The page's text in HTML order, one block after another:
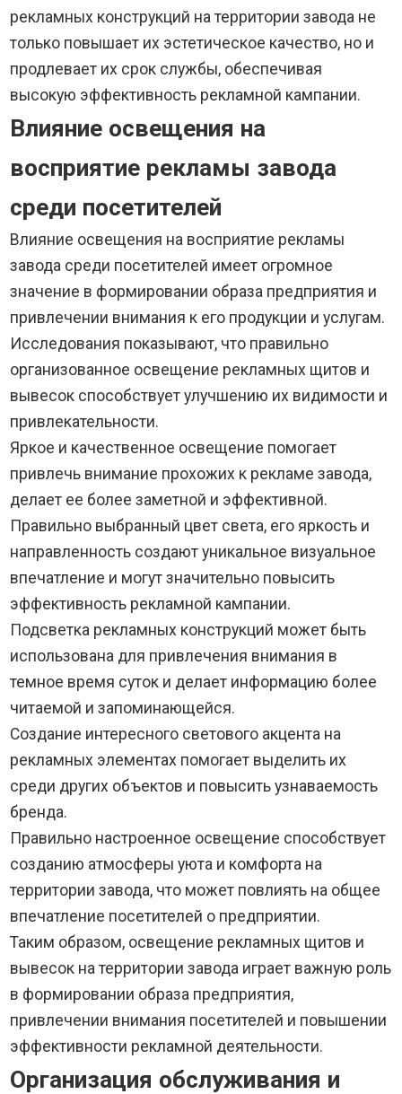
рекламных конструкций на территории завода не
только повышает их эстетическое качество, но и
продлевает их срок службы, обеспечивая
высокую эффективность рекламной кампании.
Влияние освещения на
восприятие рекламы завода
среди посетителей
Влияние освещения на восприятие рекламы
завода среди посетителей имеет огромное
значение в формировании образа предприятия и
привлечении внимания к его продукции и услугам.
Исследования показывают, что правильно
организованное освещение рекламных щитов и
вывесок способствует улучшению их видимости и
привлекательности.
Яркое и качественное освещение помогает
привлечь внимание прохожих к рекламе завода,
делает ее более заметной и эффективной.
Правильно выбранный цвет света, его яркость и
направленность создают уникальное визуальное
впечатление и могут значительно повысить
эффективность рекламной кампании.
Подсветка рекламных конструкций может быть
использована для привлечения внимания в
темное время суток и делает информацию более
читаемой и запоминающейся.
Создание интересного светового акцента на
рекламных элементах помогает выделить их
среди других объектов и повысить узнаваемость
бренда.
Правильно настроенное освещение способствует
созданию атмосферы уюта и комфорта на
территории завода, что может повлиять на общее
впечатление посетителей о предприятии.
Таким образом, освещение рекламных щитов и
вывесок на территории завода играет важную роль
в формировании образа предприятия,
привлечении внимания посетителей и повышении
эффективности рекламной деятельности.
Организация обслуживания и